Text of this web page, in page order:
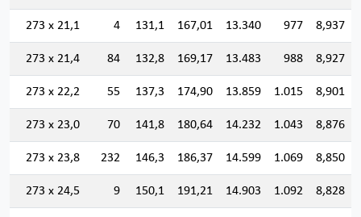
273 x 21,1 4 131,1 167,01 13.340 977 8,937
273 x 21,4 84 132,8 169,17 13.483 988 8,927
273 x 22,2 55 137,3 174,90 13.859 1.015 8,901
273 x 23,0 70 141,8 180,64 14.232 1.043 8,876
273 x 23,8 232 146,3 186,37 14.599 1.069 8,850
273 x 24,5 9 150,1 191,21 14.903 1.092 8,828